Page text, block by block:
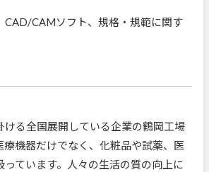
CAD/CAMソフト、規格・規範に関す
ける全国展開している企業の鶴岡工場
療機器だけでなく、化粧品や試薬、医
っています。人々の生活の質の向上に